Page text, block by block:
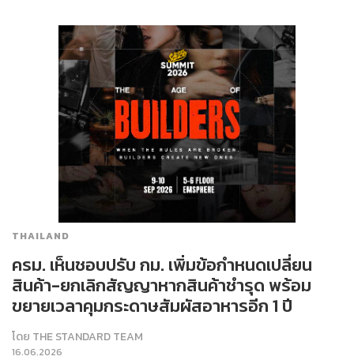
THAILAND
ครม. เห็นชอบปรับ กม. เพิ่มข้อกำหนดเปลี่ยน
สินค้า-ยกเลิกสัญญาหากสินค้าชำรุด พร้อม
ขยายเวลาคุมกระดาษสัมผัสอาหารอีก 1 ปี
โดย THE STANDARD TEAM
16.06.2026